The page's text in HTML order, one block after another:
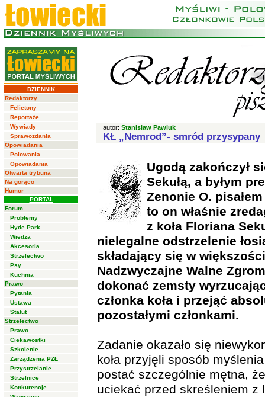
DZIENNIK
Redaktorzy
Felietony
Reportaże
Wywiady
Sprawozdania
Opowiadania
Polowania
Opowiadania
Otwarta trybuna
Na gorąco
Humor
PORTAL
Forum
Problemy
Hyde Park
Wiedza
Akcesoria
Strzelectwo
Psy
Kuchnia
Prawo
Pytania
Ustawa
Statut
Strzelectwo
Prawo
Ciekawostki
Szkolenie
Zarządzenia PZŁ
Przystrzelanie
Strzelnice
Konkurencje
autor: Stanisław Pawluk
KŁ „Nemrod”- smród przysypany
Ugodą zakończył
Sekułą, a byłym
Zenonie O.
to on właśnie
z koła Floriana
nielegalne odstrzelenie
składający się w
Nadzwyczajne Walne
dokonać zemsty
członka koła i przejąć
pozostałymi członkami.
Zadanie okazało się
koła przyjęli sposób
postać szczególnie mętna,
uciekać przed skreśleniem z